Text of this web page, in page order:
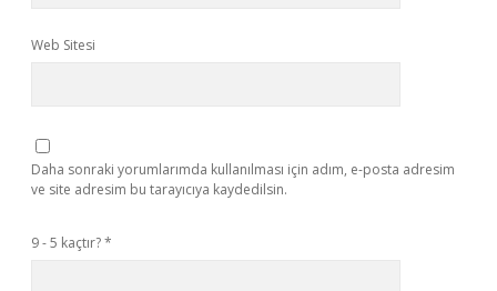
Web Sitesi
Daha sonraki yorumlarımda kullanılması için adım, e-posta adresim
ve site adresim bu tarayıcıya kaydedilsin.
9 - 5 kaçtır?*